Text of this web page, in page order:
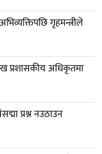
गृहमन्त्रीले
प्रशासकीय अधिकृतमा
प्रश्न नउठाउन